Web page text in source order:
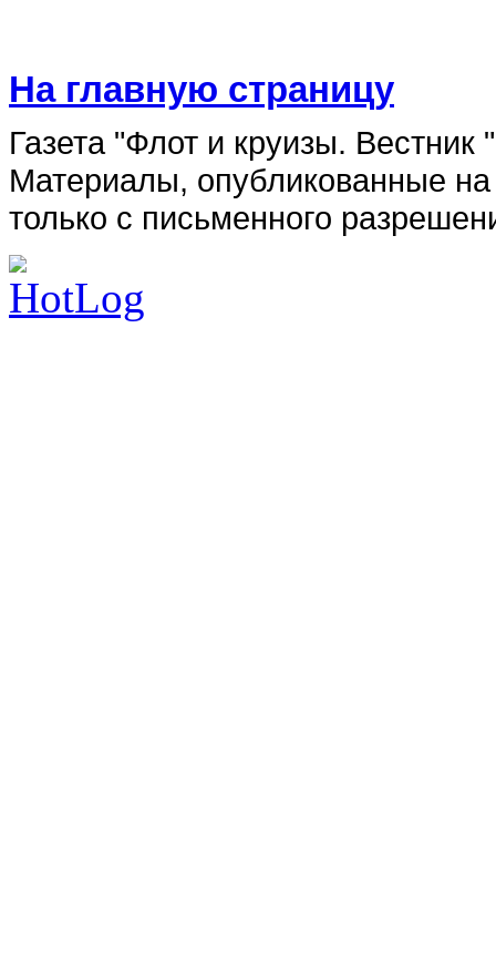
На главную страницу
Газета "Флот и круизы.
Материалы, опубликованные на
только с письменного